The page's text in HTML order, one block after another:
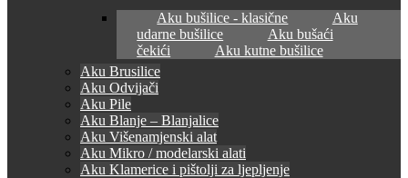
Aku bušilice - klasične
Aku
udarne bušilice
Aku bušaći
čekići
Aku kutne bušilice
Aku Brusilice
Aku Odvijači
Aku Pile
Aku Blanje – Blanjalice
Aku Višenamjenski alat
Aku Mikro / modelarski alati
Aku Klamerice i pištolji za ljepljenje